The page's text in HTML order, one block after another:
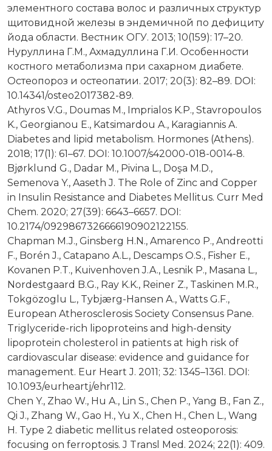
элементного состава волос и различных структур
щитовидной железы в эндемичной по дефициту
йода области. Вестник ОГУ. 2013; 10(159): 17–20.
Нуруллина Г.М., Ахмадуллина Г.И. Особенности
костного метаболизма при сахарном диабете.
Остеопороз и остеопатии. 2017; 20(3): 82–89. DOI:
10.14341/osteo2017382-89.
Athyros V.G., Doumas M., Imprialos K.P., Stavropoulos
K., Georgianou E., Katsimardou A., Karagiannis A.
Diabetes and lipid metabolism. Hormones (Athens).
2018; 17(1): 61–67. DOI: 10.1007/s42000-018-0014-8.
Bjørklund G., Dadar M., Pivina L., Doşa M.D.,
Semenova Y., Aaseth J. The Role of Zinc and Copper
in Insulin Resistance and Diabetes Mellitus. Curr Med
Chem. 2020; 27(39): 6643–6657. DOI:
10.2174/0929867326666190902122155.
Chapman M.J., Ginsberg H.N., Amarenco P., Andreotti
F., Borén J., Catapano A.L., Descamps O.S., Fisher E.,
Kovanen P.T., Kuivenhoven J.A., Lesnik P., Masana L.,
Nordestgaard B.G., Ray K.K., Reiner Z., Taskinen M.R.,
Tokgözoglu L., Tybjærg-Hansen A., Watts G.F.,
European Atherosclerosis Society Consensus Pane.
Triglyceride-rich lipoproteins and high-density
lipoprotein cholesterol in patients at high risk of
cardiovascular disease: evidence and guidance for
management. Eur Heart J. 2011; 32: 1345–1361. DOI:
10.1093/eurheartj/ehr112.
Chen Y., Zhao W., Hu A., Lin S., Chen P., Yang B., Fan Z.,
Qi J., Zhang W., Gao H., Yu X., Chen H., Chen L., Wang
H. Type 2 diabetic mellitus related osteoporosis:
focusing on ferroptosis. J Transl Med. 2024; 22(1): 409.